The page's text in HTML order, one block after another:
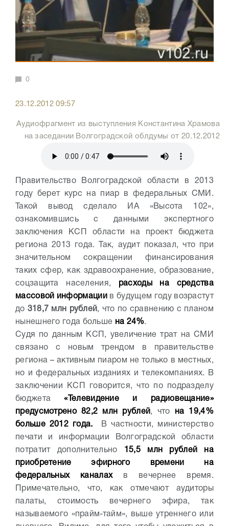
0
23.12.2012 09:57
Аудиофрагмент из выступления Константина Храмова
на заседании Волгоградской облдумы от 20.12.2012
Правительство Волгоградской области в 2013
году берет курс на пиар в федеральных СМИ.
Такой вывод сделало ИА «Высота 102»,
ознакомившись с данными экспертного
заключения КСП области на проект бюджета
региона 2013 года. Так, аудит показал, что при
значительном сокращении финансирования
таких сфер, как здравоохранение, образование,
соцзащита населения, расходы на средства
массовой информации в будущем году возрастут
до 318,7 млн рублей, что по сравнению с планом
нынешнего года больше на 24%.
Судя по данным КСП, увеличение трат на СМИ
связано с новым трендом в правительстве
региона – активным пиаром не только в местных,
но и федеральных изданиях и телекомпаниях. В
заключении КСП говорится, что по подразделу
бюджета«Телевидение и радиовещание»
предусмотрено 82,2 млн рублей, что на 19,4%
больше 2012 года. В частности, министерство
печати и информации Волгоградской области
потратит дополнительно 15,5 млн рублей на
приобретение эфирного времени
на
федеральных каналахв вечернее время.
Примечательно, что, как отмечают аудиторы
палаты, стоимость вечернего эфира, так
называемого «прайм-тайм», выше утреннего или